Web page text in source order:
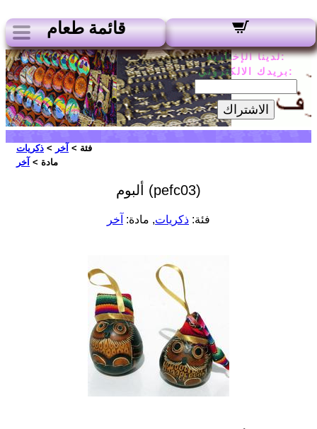
قائمة طعام
لدينا الإخبارية:
بريدك الالكتروني:
الاشتراك
فئة > آخر > ذكريات
مادة > آخر
ألبوم (pefc03)
فئة: ذكريات, مادة: آخر